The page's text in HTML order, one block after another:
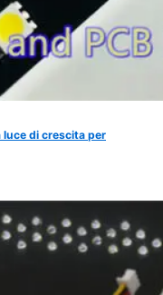
luce di crescita per